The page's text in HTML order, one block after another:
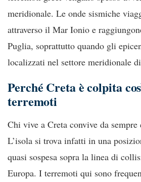
meridionale. Le onde sismiche
attraverso il Mar Ionio e
Puglia, soprattutto quando gli
localizzati nel settore meridionale
Perché Creta è colpita
terremoti
Chi vive a Creta convive da
L’isola si trova infatti in una
quasi sospesa sopra la linea di
Europa. I terremoti qui sono